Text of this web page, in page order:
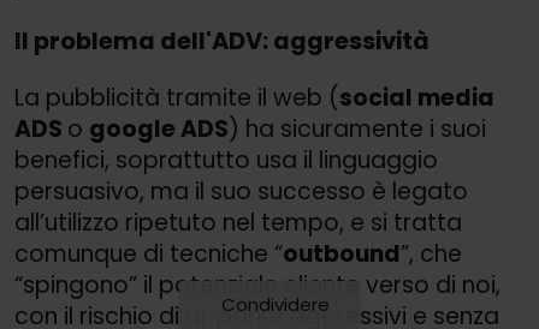
Il problema dell'ADV: aggressività
La pubblicità tramite il web (social media
ADS o google ADS) ha sicuramente i suoi
benefici, soprattutto usa il linguaggio
persuasivo, ma il suo successo è legato
all’utilizzo ripetuto nel tempo, e si tratta
comunque di tecniche “outbound”, che
“spingono” il potenziale cliente verso di noi,
con il rischio di apparire aggressivi e senza
Condividere